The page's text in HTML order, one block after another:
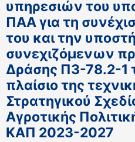
υπηρεσιών του
ΠΑΑ για τη
του και την
συνεχιζόμενων
Δράσης Π3-78.2-1
πλαίσιο της
Στρατηγικού
Αγροτικής
ΚΑΠ 2023-2027